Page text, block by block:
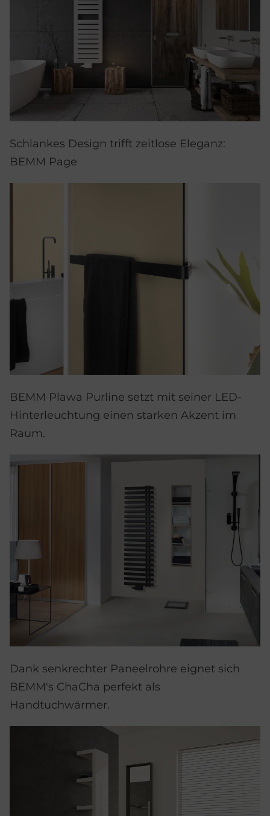
Schlankes Design trifft zeitlose Eleganz:
BEMM Page
BEMM Plawa Purline setzt mit seiner LED-
Hinterleuchtung einen starken Akzent im
Raum.
Dank senkrechter Paneelrohre eignet sich
BEMM's ChaCha perfekt als
Handtuchwärmer.